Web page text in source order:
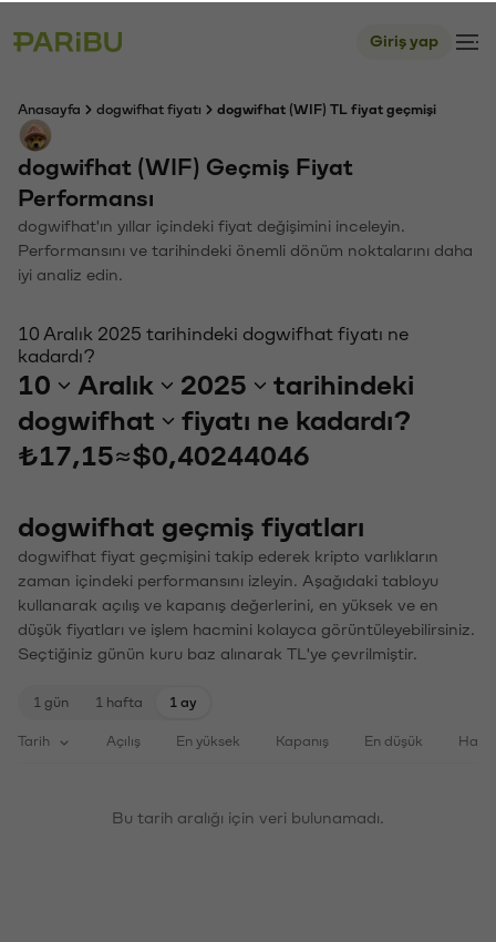
Giriş yap
Anasayfa dogwifhat fiyatı dogwifhat (WIF) TL fiyat geçmişi
dogwifhat (WIF) Geçmiş Fiyat
Performansı
dogwifhat'ın yıllar içindeki fiyat değişimini inceleyin.
Performansını ve tarihindeki önemli dönüm noktalarını daha
iyi analiz edin.
10 Aralık 2025 tarihindeki dogwifhat fiyatı ne
kadardı?
10 Aralık 2025
tarihindeki
dogwifhat
fiyatı ne kadardı?
₺17,15≈$0,40244046
dogwifhat geçmiş fiyatları
dogwifhat fiyat geçmişini takip ederek kripto varlıkların
zaman içindeki performansını izleyin. Aşağıdaki tabloyu
kullanarak açılış ve kapanış değerlerini, en yüksek ve en
düşük fiyatları ve işlem hacmini kolayca görüntüleyebilirsiniz.
Seçtiğiniz günün kuru baz alınarak TL'ye çevrilmiştir.
1 gün 1 hafta 1 ay
Tarih Açılış En yüksek Kapanış En düşük
Bu tarih aralığı için veri bulunamadı.